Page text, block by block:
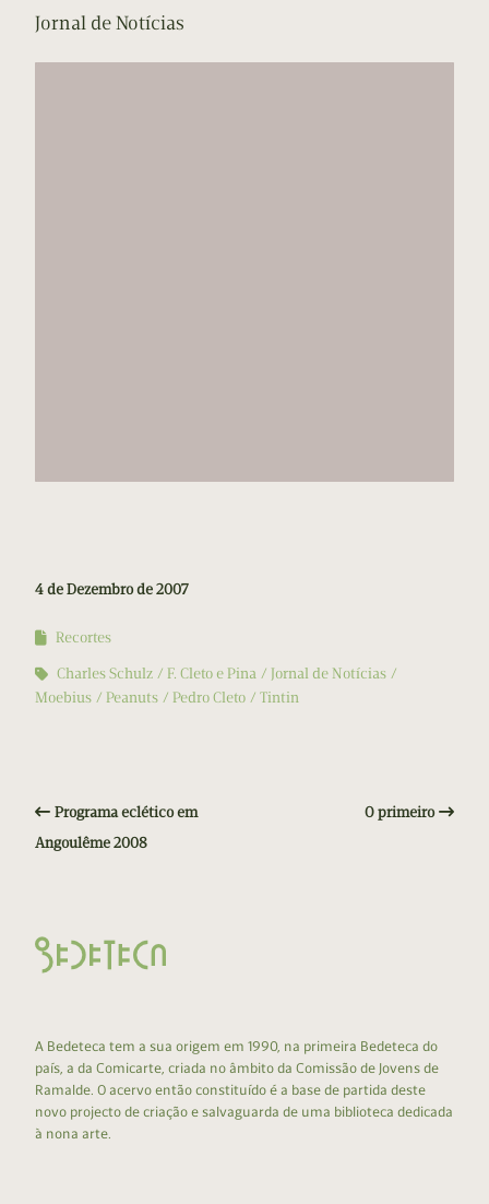
Jornal de Notícias
4 de Dezembro de 2007
Recortes
Charles Schulz
F. Cleto e Pina
Jornal de Notícias
Moebius
Peanuts Pedro Cleto Tintin
Programa eclético em
Angoulême 2008
O primeiro
A Bedeteca tem a sua origem em 1990, na primeira Bedeteca do
país, a da Comicarte, criada no âmbito da Comissão de Jovens de
Ramalde. O acervo então constituído é a base de partida deste
novo projecto de criação e salvaguarda de uma biblioteca dedicada
à nona arte.